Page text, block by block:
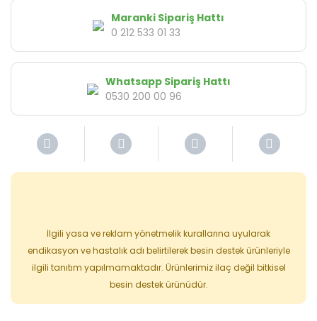
Maranki Sipariş Hattı
0 212 533 01 33
Whatsapp Sipariş Hattı
0530 200 00 96
İlgili yasa ve reklam yönetmelik kurallarına uyularak
endikasyon ve hastalık adı belirtilerek besin destek ürünleriyle
ilgili tanıtım yapılmamaktadır. Ürünlerimiz ilaç değil bitkisel
besin destek ürünüdür.